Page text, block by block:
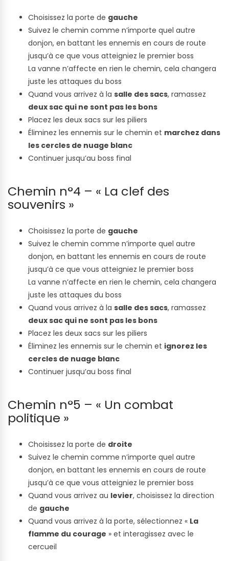
Choisissez la porte de gauche
Suivez le chemin comme n’importe quel autre
donjon, en battant les ennemis en cours de route
jusqu’à ce que vous atteigniez le premier boss
La vanne n’affecte en rien le chemin, cela changera
juste les attaques du boss
Quand vous arrivez à la salle des sacs, ramassez
deux sac qui ne sont pas les bons
Placez les deux sacs sur les piliers
Éliminez les ennemis sur le chemin et marchez dans
les cercles de nuage blanc
Continuer jusqu’au boss final
Chemin n°4 – « La clef des
souvenirs »
Choisissez la porte de gauche
Suivez le chemin comme n’importe quel autre
donjon, en battant les ennemis en cours de route
jusqu’à ce que vous atteigniez le premier boss
La vanne n’affecte en rien le chemin, cela changera
juste les attaques du boss
Quand vous arrivez à la salle des sacs, ramassez
deux sac qui ne sont pas les bons
Placez les deux sacs sur les piliers
Éliminez les ennemis sur le chemin et ignorez les
cercles de nuage blanc
Continuer jusqu’au boss final
Chemin n°5 – « Un combat
politique »
Choisissez la porte de droite
Suivez le chemin comme n’importe quel autre
donjon, en battant les ennemis en cours de route
jusqu’à ce que vous atteigniez le premier boss
Quand vous arrivez au levier, choisissez la direction
de gauche
Quand vous arrivez à la porte, sélectionnez « La
flamme du courage » et interagissez avec le
cercueil